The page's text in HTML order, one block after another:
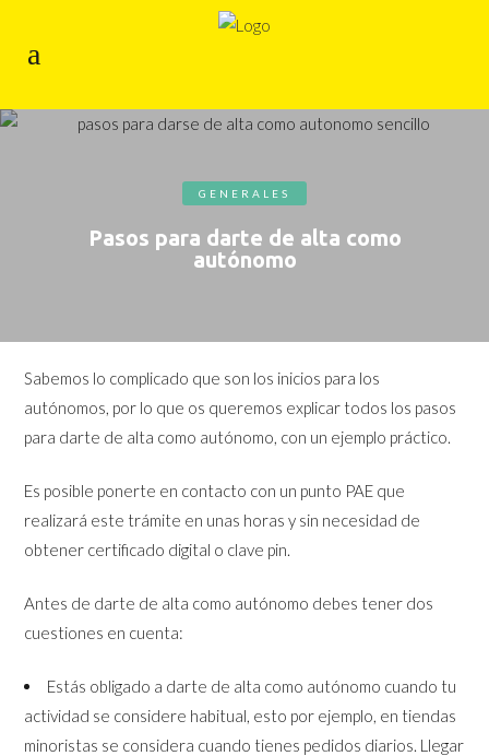
GENERALES
Pasos para darte de alta como
autónomo
Sabemos lo complicado que son los inicios para los
autónomos, por lo que os queremos explicar todos los pasos
para darte de alta como autónomo, con un ejemplo práctico.
Es posible ponerte en contacto con un punto PAE que
realizará este trámite en unas horas y sin necesidad de
obtener certificado digital o clave pin.
Antes de darte de alta como autónomo debes tener dos
cuestiones en cuenta:
Estás obligado a darte de alta como autónomo cuando tu
actividad se considere habitual, esto por ejemplo, en tiendas
minoristas se considera cuando tienes pedidos diarios. Llegar